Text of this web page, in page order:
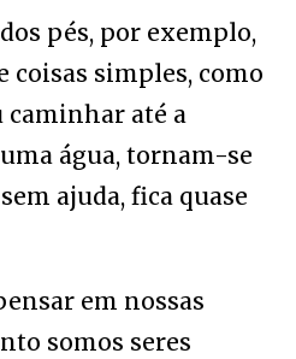
pés, por exemplo,
simples, como
caminhar até a
água, tornam-se
ajuda, fica quase
em nossas
somos seres